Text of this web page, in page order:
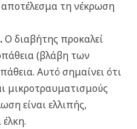
τη νέκρωση
Ο διαβήτης προκαλεί
(βλάβη των
Αυτό σημαίνει ότι
μικροτραυματισμούς
είναι ελλιπής,